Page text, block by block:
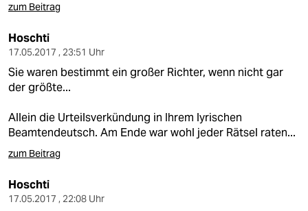
zum Beitrag
Hoschti
17.05.2017 , 23:51 Uhr
Sie waren bestimmt ein großer Richter, wenn nicht gar
der größte...
Allein die Urteilsverkündung in Ihrem lyrischen
Beamtendeutsch. Am Ende war wohl jeder Rätsel raten...
zum Beitrag
Hoschti
17.05.2017 , 22:08 Uhr